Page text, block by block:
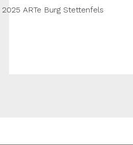
2025 ARTe Burg Stettenfels